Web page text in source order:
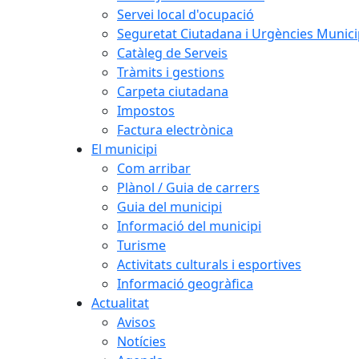
Servei local d'ocupació
Seguretat Ciutadana i Urgències
Catàleg de Serveis
Tràmits i gestions
Carpeta ciutadana
Impostos
Factura electrònica
El municipi
Com arribar
Plànol / Guia de carrers
Guia del municipi
Informació del municipi
Turisme
Activitats culturals i esportives
Informació geogràfica
Actualitat
Avisos
Notícies